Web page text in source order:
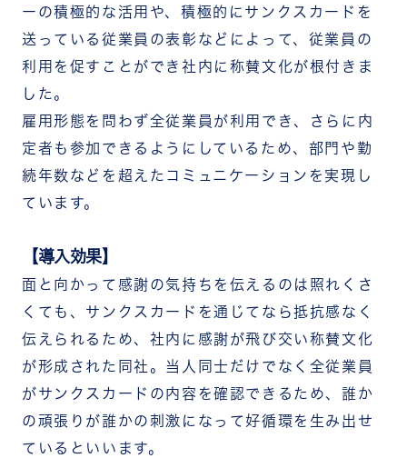
ーの積極的な活用や、積極的にサンクスカードを
送っている従業員の表彰などによって、従業員の
利用を促すことができ社内に称賛文化が根付きま
した。
雇用形態を問わず全従業員が利用でき、さらに内
定者も参加できるようにしているため、部門や勤
続年数などを超えたコミュニケーションを実現し
ています。
【導入効果】
面と向かって感謝の気持ちを伝えるのは照れくさ
くても、サンクスカードを通じてなら抵抗感なく
伝えられるため、社内に感謝が飛び交い称賛文化
が形成された同社。当人同士だけでなく全従業員
がサンクスカードの内容を確認できるため、誰か
の頑張りが誰かの刺激になって好循環を生み出せ
ているといいます。